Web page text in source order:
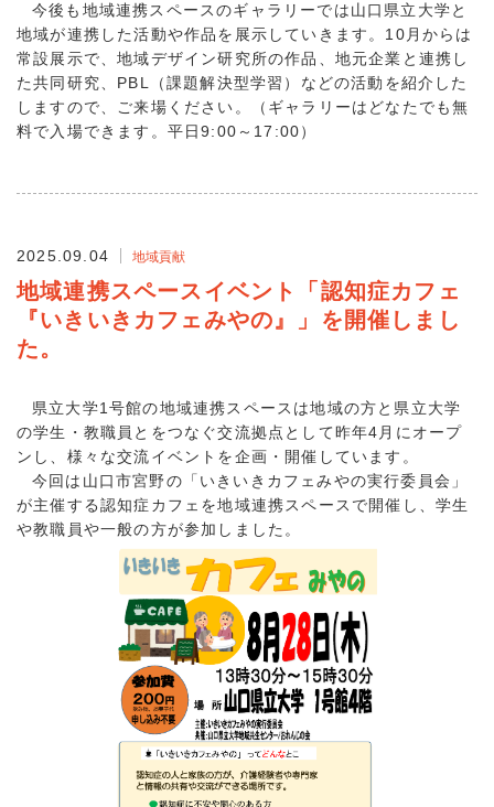
今後も地域連携スペースのギャラリーでは山口県立大学と
地域が連携した活動や作品を展示していきます。10月からは
常設展示で、地域デザイン研究所の作品、地元企業と連携し
た共同研究、PBL（課題解決型学習）などの活動を紹介した
しますので、ご来場ください。（ギャラリーはどなたでも無
料で入場できます。平日9:00～17:00）
2025.09.04 地域貢献
地域連携スペースイベント「認知症カフェ
『いきいきカフェみやの』」を開催しまし
た。
県立大学1号館の地域連携スペースは地域の方と県立大学
の学生・教職員とをつなぐ交流拠点として昨年4月にオープ
ンし、様々な交流イベントを企画・開催しています。
今回は山口市宮野の「いきいきカフェみやの実行委員会」
が主催する認知症カフェを地域連携スペースで開催し、学生
や教職員や一般の方が参加しました。